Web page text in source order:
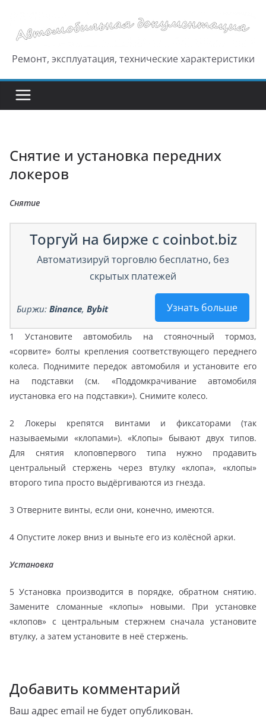
содержимому
Ремонт, эксплуатация, технические характеристики
Снятие и установка передних
локеров
Снятие
Торгуй на бирже с coinbot.biz
Автоматизируй торговлю бесплатно, без
скрытых платежей
Узнать больше
Биржи: Binance, Bybit
1 Установите автомобиль на стояночный тормоз,
«сорвите» болты крепления соответствующего переднего
колеса. Поднимите передок автомобиля и установите его
на подставки (см. «Поддомкрачивание автомобиля
иустановка его на подставки»). Снимите колесо.
2 Локеры крепятся винтами и фиксаторами (так
называемыми «клопами»). «Клопы» бывают двух типов.
Для снятия клоповпервого типа нужно продавить
центральный стержень через втулку «клопа», «клопы»
второго типа просто выдёргиваются из гнезда.
3 Отверните винты, если они, конечно, имеются.
4 Опустите локер вниз и выньте его из колёсной арки.
Установка
5 Установка производится в порядке, обратном снятию.
Замените сломанные «клопы» новыми. При установке
«клопов» с центральным стержнем сначала установите
втулку, а затем установите в неё стержень.
Добавить комментарий
Ваш адрес email не будет опубликован.